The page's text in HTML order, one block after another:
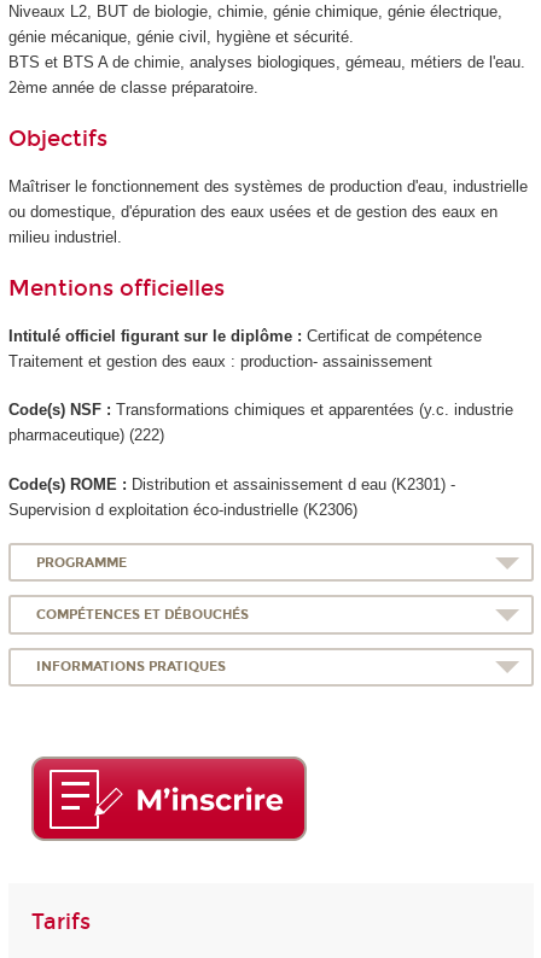
Niveaux L2, BUT de biologie, chimie, génie chimique, génie électrique,
génie mécanique, génie civil, hygiène et sécurité.
BTS et BTS A de chimie, analyses biologiques, gémeau, métiers de l'eau.
2ème année de classe préparatoire.
Objectifs
Maîtriser le fonctionnement des systèmes de production d'eau, industrielle
ou domestique, d'épuration des eaux usées et de gestion des eaux en
milieu industriel.
Mentions officielles
Intitulé officiel figurant sur le diplôme : Certificat de compétence
Traitement et gestion des eaux : production- assainissement
Code(s) NSF : Transformations chimiques et apparentées (y.c. industrie
pharmaceutique) (222)
Code(s) ROME : Distribution et assainissement d eau (K2301) -
Supervision d exploitation éco-industrielle (K2306)
PROGRAMME
COMPÉTENCES ET DÉBOUCHÉS
INFORMATIONS PRATIQUES
Tarifs